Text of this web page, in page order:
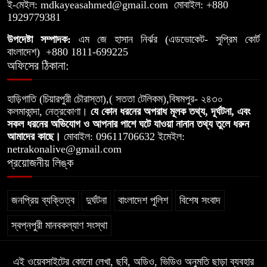
বাধা যুবলীগ নেতার
১০
ই-মেইল: mdkayeasahmed@gmail.com মোবাইল: +880
1929779381
উপদেষ্টা সম্পাদক: এম জে হাসান নির্ঝর (এডভোকেট- সুপ্রিম কোর্ট
বাংলাদেশ) +880 1811-699225
অফিসের ঠিকানা:
হাড়িগাতি (চিয়ারপুরী চৌরাস্তা),( সততা টেলিকম),বিষমপুর- ২৪৩০
কলমাকান্দা, নেত্রকোণা। যে কোন ধরনের অপরাধ মূলক তথ্য, দূর্ঘটনা, এবং
সকল ধরনের অভিযোগ ও আপনার পাশে ঘটে যাওয়া নানান তথ্য তুলে ধরুন
আমাদের কাছে। মোবাইল: 09611706632 ইমেইল:
netrakonalive@gmail.com
প্রয়োজনীয় লিঙ্ক
জনপ্রিয় ব্যক্তিত্ব দুর্ঘটনা বাংলাদেশ পুলিশ বিশেষ সংবাদ
স্বপ্নপুরী মানবকল্যাণ সংস্থা
এই ওয়েবসাইটের কোনো লেখা, ছবি, অডিও, ভিডিও অনুমতি ছাড়া ব্যবহার